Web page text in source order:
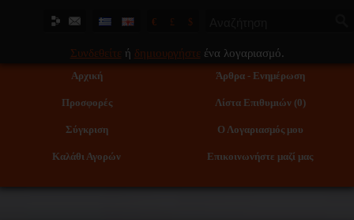
€ £ $
Συνδεθείτε ή δημιουργήστε ένα λογαριασμό.
Αρχική Άρθρα - Ενημέρωση
Προσφορές Λίστα Επιθυμιών (0)
Σύγκριση Ο Λογαριασμός μου
Καλάθι Αγορών Επικοινωνήστε μαζί μας